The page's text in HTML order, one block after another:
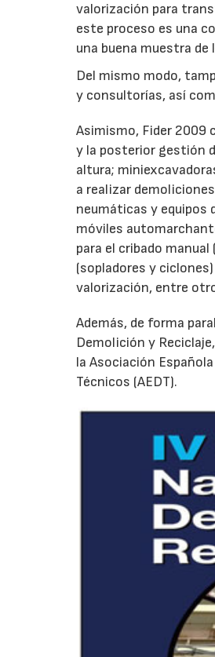
valorización para
este proceso es una
una buena muestra
Del mismo modo,
y consultorías, así
Asimismo, Fider 2009
y la posterior gestión
altura;
a realizar
neumáticas y equipos
móviles
para el cribado
(sopladores y
valorización, entre
Además, de forma
Demolición y
la Asociación
Técnicos (AEDT).